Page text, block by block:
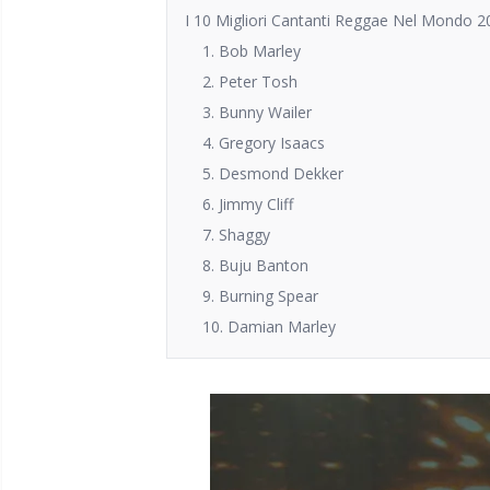
I 10 Migliori Cantanti Reggae Nel Mondo
1. Bob Marley
2. Peter Tosh
3. Bunny Wailer
4. Gregory Isaacs
5. Desmond Dekker
6. Jimmy Cliff
7. Shaggy
8. Buju Banton
9. Burning Spear
10. Damian Marley